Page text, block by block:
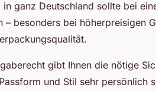
in ganz Deutschland sollte bei
– besonders bei höherpreisigen
gibt Ihnen die nötige
und Stil sehr persönlich